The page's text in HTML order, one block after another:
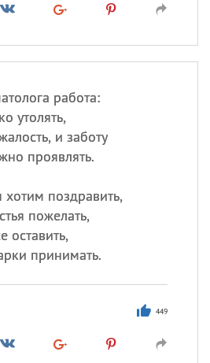
работа:
утолять,
и заботу
проявлять.
хотим поздравить,
пожелать,
оставить,
принимать.
449